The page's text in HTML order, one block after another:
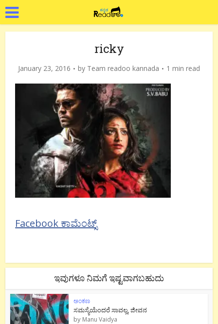
ricky
January 23, 2016 by Team readoo kannada 1 min read
Facebook ಕಾಮೆಂಟ್ಸ್
ಇವುಗಳೂ ನಿಮಗೆ ಇಷ್ಟವಾಗಬಹುದು
ಅಂಕಣ
ಸಮಸ್ಯೆಯೆಂದರೆ ಸಾವಲ್ಲ, ಜೀವನ
by Manu Vaidya